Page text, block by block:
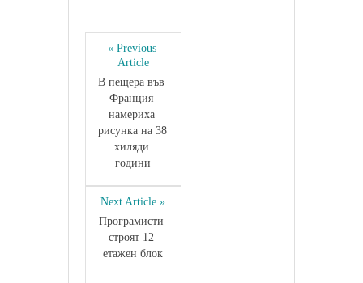
« Previous
Article
В пещера във
Франция
намериха
рисунка на 38
хиляди
години
Next Article »
Програмисти
строят 12
етажен блок